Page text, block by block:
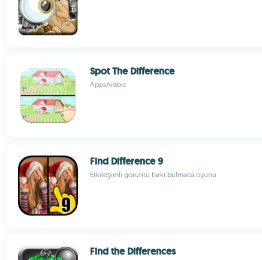
Spot The Difference
AppsArabic
Find Difference 9
Etkileşimli görüntü farkı bulmaca oyunu
Find the Differences